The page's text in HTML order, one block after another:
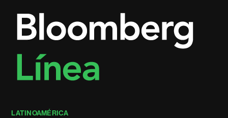
LATINOAMÉRICA